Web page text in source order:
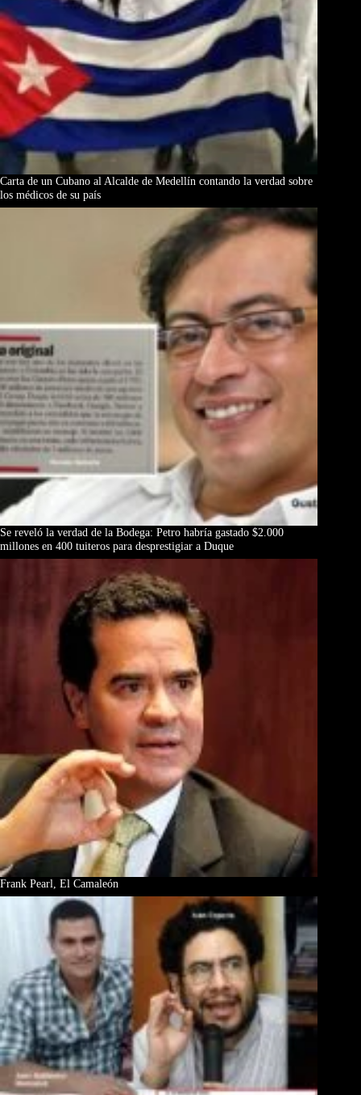
Carta de un Cubano al Alcalde de Medellín contando la verdad sobre
los médicos de su país
Se reveló la verdad de la Bodega: Petro habría gastado $2.000
millones en 400 tuiteros para desprestigiar a Duque
Frank Pearl, El Camaleón